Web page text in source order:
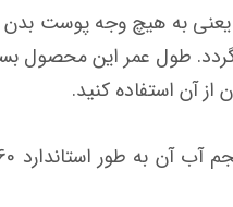
یعنی به هیچ وجه پوست
طول عمر این محصول
آن استفاده کنید.